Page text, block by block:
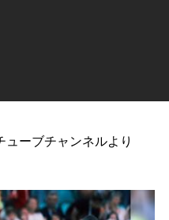
ューブチャンネルより